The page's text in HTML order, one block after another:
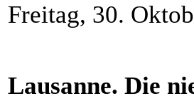
Freitag, 30.
Lausanne. Die